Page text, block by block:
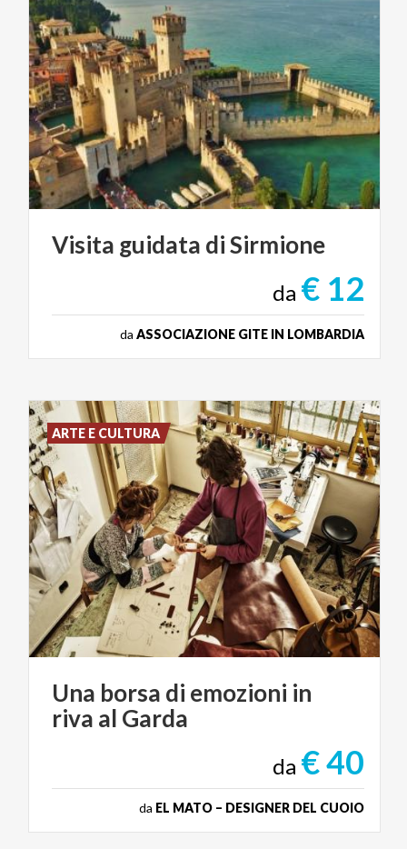
Visita guidata diSirmione
da € 12
da ASSOCIAZIONE GITE IN LOMBARDIA
Una borsa di emozioni in
riva al Garda
da € 40
da EL MATO – DESIGNER DEL CUOIO
ARTE E CULTURA